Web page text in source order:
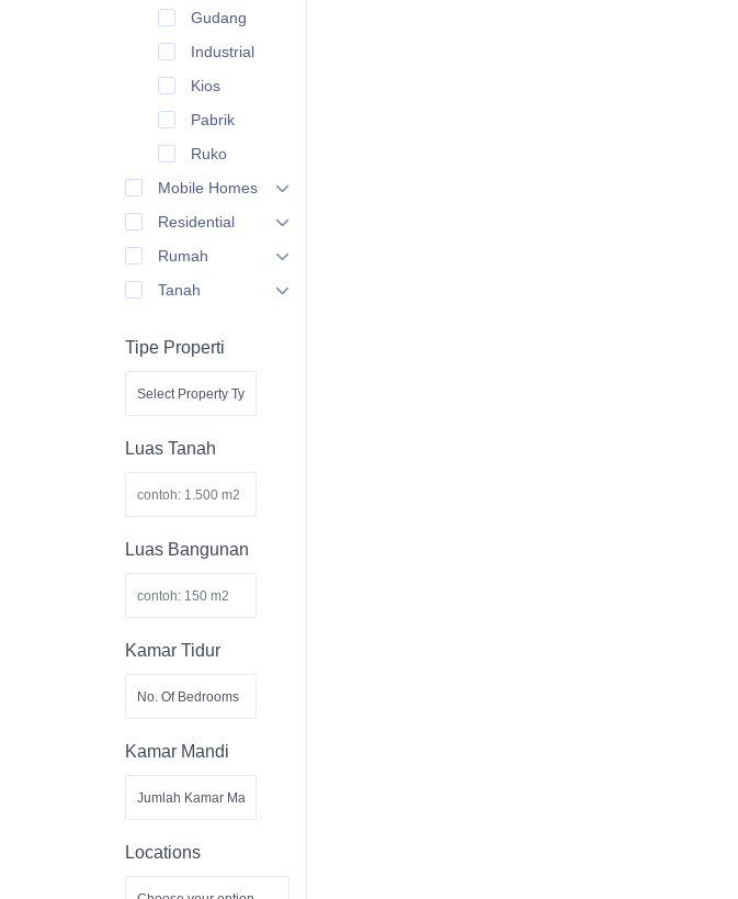
Gudang
Industrial
Kios
Pabrik
Ruko
Mobile Homes
Residential
Rumah
Tanah
Tipe Properti
Luas Tanah
Luas Bangunan
Kamar Tidur
Kamar Mandi
Locations